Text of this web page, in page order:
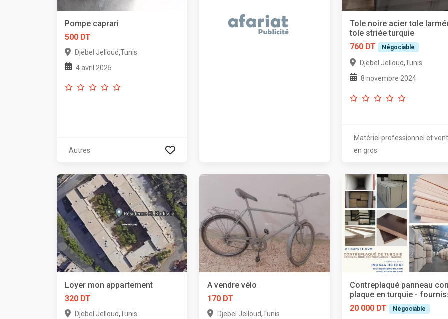
Pompe caprari
500 DT
Djebel Jelloud,Tunis
4 avril 2025
Autres
Tole noire acier tole
tole striée turquie
760 DT
Négociable
Djebel Jelloud,Tunis
8 novembre 2024
Matériel professionnel et
en gros
Loyer mon appartement
320 DT
Djebel Jelloud,Tunis
A vendre vélo
170 DT
Djebel Jelloud,Tunis
Contreplaqué panneau
plaque en turquie -
20 000 DT
Négociable